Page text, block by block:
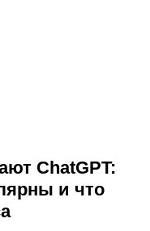
ChatGPT:
и что